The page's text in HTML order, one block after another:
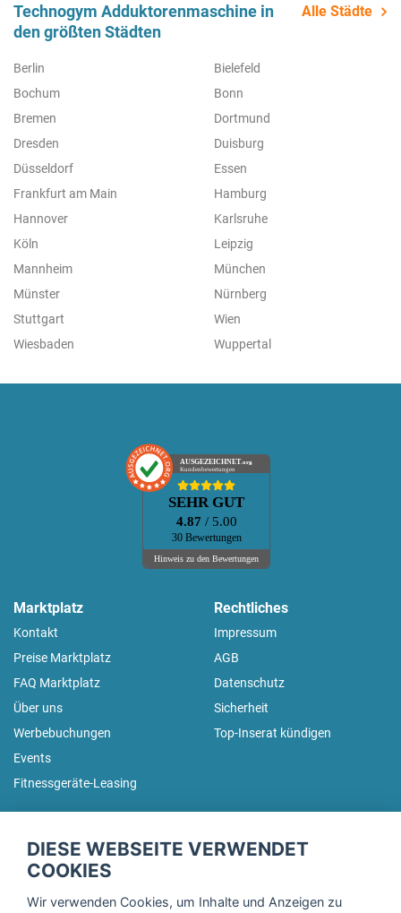
Technogym Adduktorenmaschine in
den größten Städten
Alle Städte
Berlin
Bielefeld
Bochum
Bonn
Bremen
Dortmund
Dresden
Duisburg
Düsseldorf
Essen
Frankfurt am Main
Hamburg
Hannover
Karlsruhe
Köln
Leipzig
Mannheim
München
Münster
Nürnberg
Stuttgart
Wien
Wiesbaden
Wuppertal
AUSGEZEICHNET.org
Kundenbewertungen
SEHR GUT
4.87 / 5.00
30 Bewertungen
Hinweis zu den Bewertungen
Marktplatz
Kontakt
Preise Marktplatz
FAQ Marktplatz
Über uns
Werbebuchungen
Events
Fitnessgeräte-Leasing
Rechtliches
Impressum
AGB
Datenschutz
Sicherheit
Top-Inserat kündigen
Trage dich hier für unseren Newsletter ein und erhalte regelmäßig
DIESE WEBSEITE VERWENDET
COOKIES
Wir verwenden Cookies, um Inhalte und Anzeigen zu